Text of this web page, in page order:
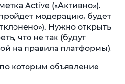
Active («Активно»).
модерацию, будет
Нужно открыть
что не так (будут
на правила платформы).
которым объявление